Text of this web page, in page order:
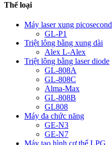
Thể loại
Máy laser xung picosecond
GL-P1
Triệt lông bằng xung dài
Alex L-Alex
Triệt lông bằng laser diode
GL-808A
GL-808C
Alma-Max
GL-808B
GL808
Máy đa chức năng
GE-N3
GE-N7